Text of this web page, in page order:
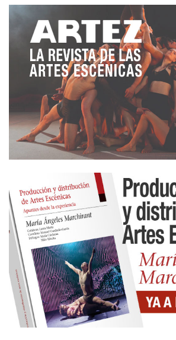
tiempo que asistíamos a la
desarticulación de un tejido
salas alternativas, productoras,
profesionales de la escena y
Por su parte, las instituciones
se han mostrado capaces de
vertebración del sector, no han
sabido invertir culturalmente en
que la creación escénica pudiera
normalidad en este nuevo marco
actuación de forma casi exclusiva
institucionales, sin entender que la
artística excede ampliamente
El Ayuntamiento de Madrid, por
preferido centrar sus esfuerzos en
variada programación de sus
con espectáculos de muy diversa
menos diverso, resultado artístico.
festival permanente al que nada
si no fuese porque constituye la
relevancia de la política teatral de